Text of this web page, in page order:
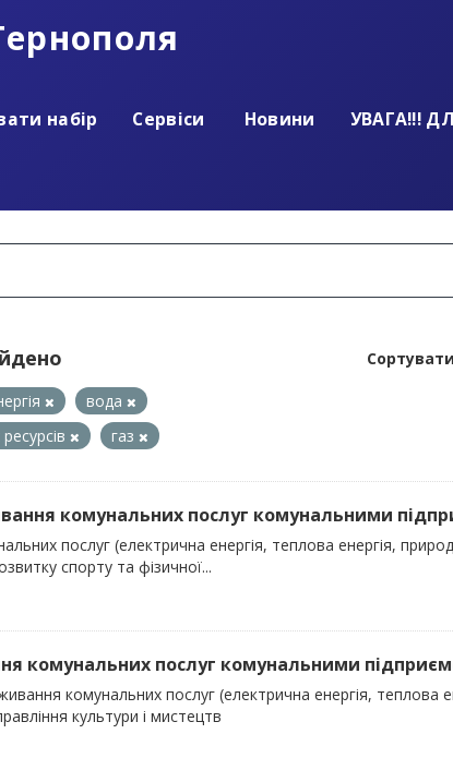
набір Сервіси Новини
УВАГА!!!
вода
газ
комунальних послуг комунальними
послуг (електрична енергія, теплова енергія,
спорту та фізичної...
комунальних послуг комунальними
комунальних послуг (електрична енергія, теплова
культури і мистецтв